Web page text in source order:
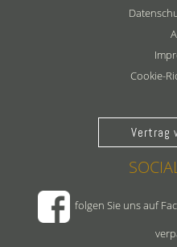
Cookie-
Vertrag
folgen Sie uns auf